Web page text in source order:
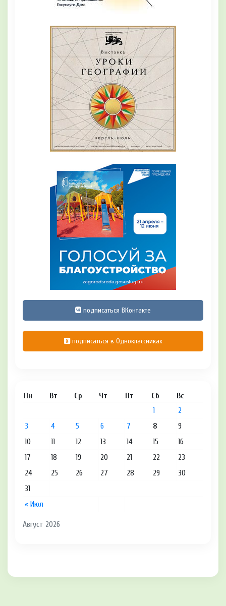
подписаться ВКонтакте
подписаться в Одноклассниках
Август 2026
Пн Вт Ср Чт Пт Сб Вс
« Июл
1
2
3
4 5 6 7 8
9
10
11 12 13 14 15
16
17
18 19 20 21 22
23
24
25 26 27 28 29
30
31